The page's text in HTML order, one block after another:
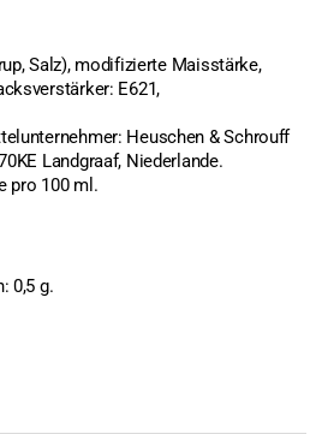
Salz), modifizierte Maisstärke,
E621,
Heuschen & Schrouff
Landgraaf, Niederlande.
pro 100 ml.
0,5 g.